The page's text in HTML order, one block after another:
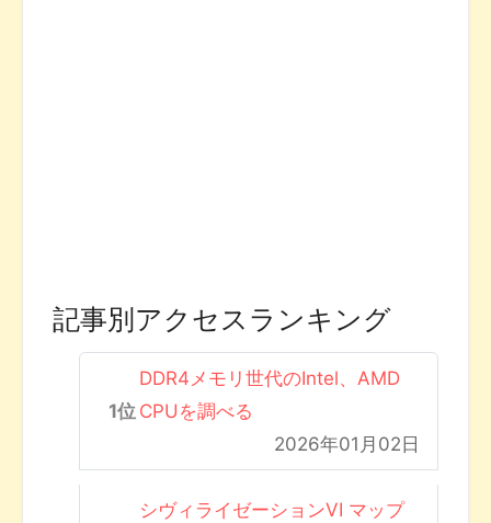
記事別アクセスランキング
DDR4メモリ世代のIntel、AMD
CPUを調べる
2026年01月02日
シヴィライゼーションVI マップ